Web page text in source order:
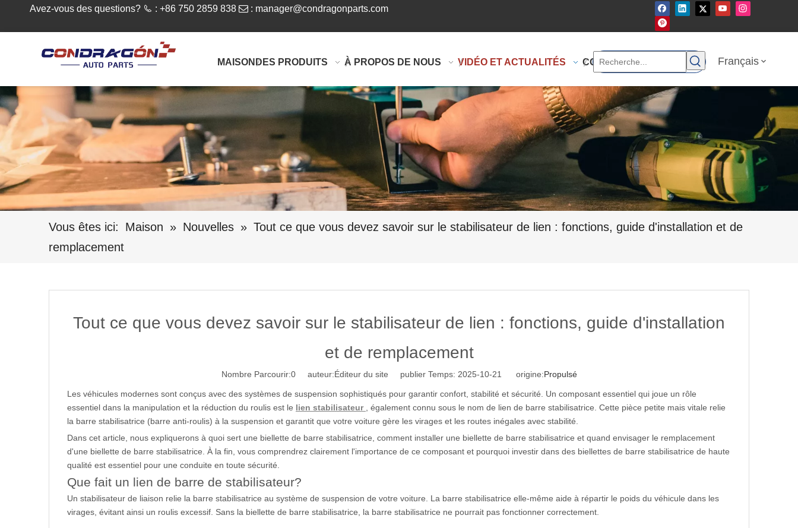
Avez-vous des questions?  : +86 750 2859 838  : manager@condragonparts.com
MAISON DES PRODUITS À PROPOS DE NOUS VIDÉO ET ACTUALITÉS CONTACTEZ-NOUS Français
Vous êtes ici: Maison » Nouvelles » Tout ce que vous devez savoir sur le stabilisateur de lien : fonctions, guide d'installation et de
remplacement
Tout ce que vous devez savoir sur le stabilisateur de lien : fonctions, guide d'installation
et de remplacement
Nombre Parcourir:0auteur:Éditeur du site publier Temps: 2025-10-21 origine:Propulsé
Les véhicules modernes sont conçus avec des systèmes de suspension sophistiqués pour garantir confort, stabilité et sécurité. Un composant essentiel qui joue un rôle
essentiel dans la manipulation et la réduction du roulis est le lien stabilisateur
, également connu sous le nom de lien de barre stabilisatrice. Cette pièce petite mais vitale relie
la barre stabilisatrice (barre anti-roulis) à la suspension et garantit que votre voiture gère les virages et les routes inégales avec stabilité.
Dans cet article, nous expliquerons à quoi sert une biellette de barre stabilisatrice, comment installer une biellette de barre stabilisatrice et quand envisager le remplacement
d'une biellette de barre stabilisatrice. À la fin, vous comprendrez clairement l'importance de ce composant et pourquoi investir dans des biellettes de barre stabilisatrice de haute
qualité est essentiel pour une conduite en toute sécurité.
Que fait un lien de barre de stabilisateur?
Un stabilisateur de liaison relie la barre stabilisatrice au système de suspension de votre voiture. La barre stabilisatrice elle-même aide à répartir le poids du véhicule dans les
virages, évitant ainsi un roulis excessif. Sans la biellette de barre stabilisatrice, la barre stabilisatrice ne pourrait pas fonctionner correctement.